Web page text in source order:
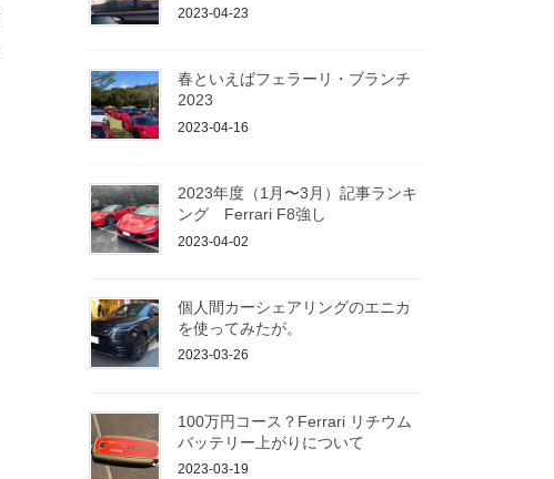
2023-04-23
春といえばフェラーリ・ブランチ
2023
2023-04-16
2023年度（1月〜3月）記事ランキ
ング Ferrari F8強し
2023-04-02
個人間カーシェアリングのエニカ
を使ってみたが。
2023-03-26
100万円コース？Ferrari リチウム
バッテリー上がりについて
2023-03-19